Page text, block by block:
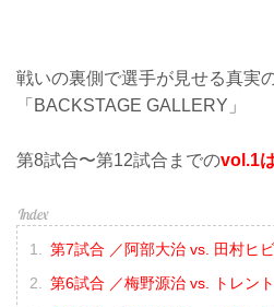
戦いの裏側で選手が見せる真実
「BACKSTAGE GALLERY」
第8試合〜第12試合までのvol.1
第7試合 ／阿部大治 vs. 田村ヒ
第6試合 ／梅野源治 vs. トレン